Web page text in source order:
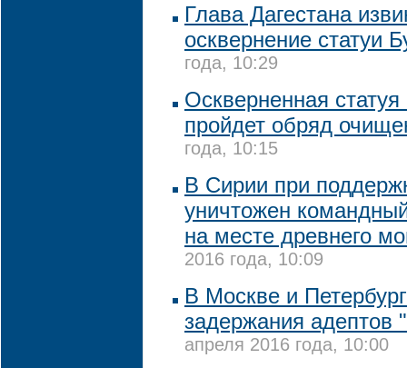
Глава Дагестана
осквернение статуи
года, 10:29
Оскверненная
пройдет обряд
года, 10:15
В Сирии при
уничтожен
на месте древнего
2016 года, 10:09
В Москве и
задержания адептов
апреля 2016 года, 10:00